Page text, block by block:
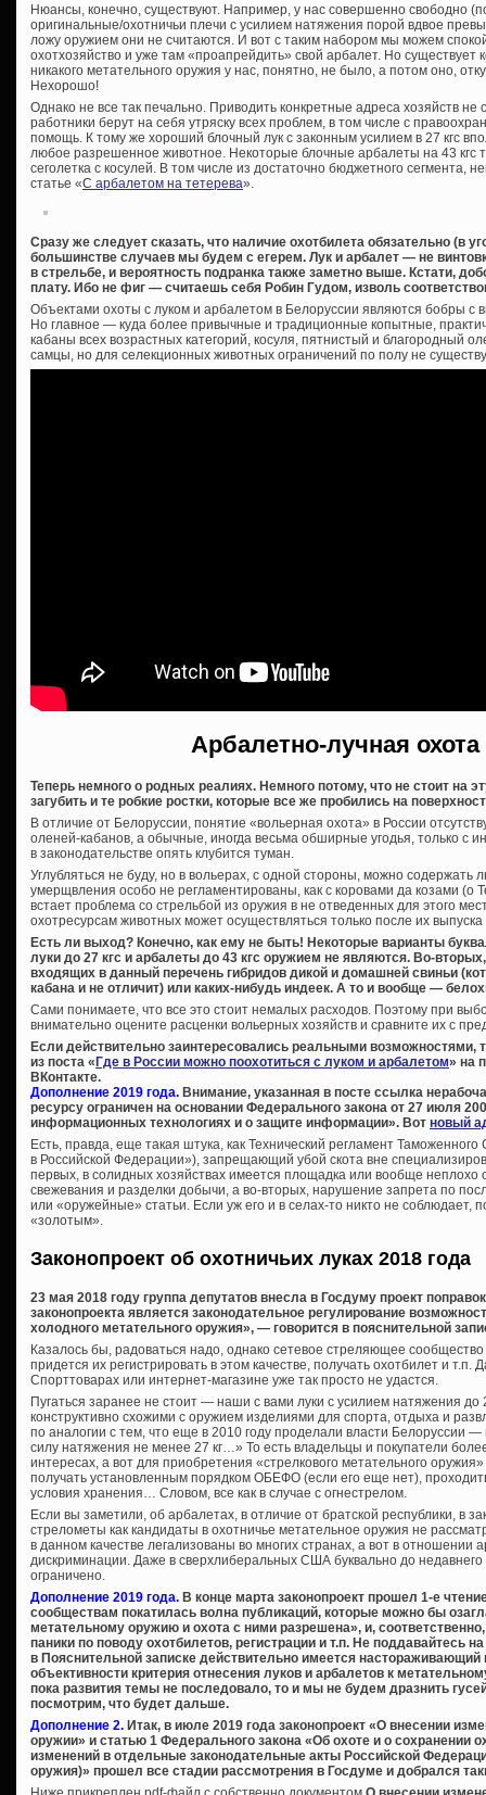
Нюансы, конечно, существуют. Например, у нас совершенно свободно
оригинальные/охотничьи плечи с усилием натяжения порой вдвое
ложу оружием они не считаются. И вот с таким набором мы можем
охотхозяйство и уже там «проапрейдить» свой арбалет. Но
никакого метательного оружия у нас, понятно, не было, а потом оно,
Нехорошо!
Однако не все так печально. Приводить конкретные адреса хозяйств не
работники берут на себя утряску всех проблем, в том числе с
помощь. К тому же хороший блочный лук с законным усилием в 27 кгс
любое разрешенное животное. Некоторые блочные арбалеты на 43 кгс
сеголетка с косулей. В том числе из достаточно бюджетного сегмента,
статье «С арбалетом на тетерева».
Сразу же следует сказать, что наличие охотбилета обязательно (в
большинстве случаев мы будем с егерем. Лук и арбалет — не
в стрельбе, и вероятность подранка также заметно выше. Кстати,
плату. Ибо не фиг — считаешь себя Робин Гудом, изволь
Объектами охоты с луком и арбалетом в Белоруссии являются бобры с
Но главное — куда более привычные и традиционные копытные,
кабаны всех возрастных категорий, косуля, пятнистый и благородный
самцы, но для селекционных животных ограничений по полу не
Арбалетно-лучная
Теперь немного о родных реалиях. Немного потому, что не стоит на
загубить и те робкие ростки, которые все же пробились на
В отличие от Белоруссии, понятие «вольерная охота» в России
оленей-кабанов, а обычные, иногда весьма обширные угодья, только с
в законодательстве опять клубится туман.
Углубляться не буду, но в вольерах, с одной стороны, можно
умерщвления особо не регламентированы, как с коровами да козами (о
встает проблема со стрельбой из оружия в не отведенных для этого
охотресурсам животных может осуществляться только после их
Есть ли выход? Конечно, как ему не быть! Некоторые варианты
луки до 27 кгс и арбалеты до 43 кгс оружием не являются. Во-
входящих в данный перечень гибридов дикой и домашней свиньи
кабана и не отличит) или каких-нибудь индеек. А то и вообще —
Сами понимаете, что все это стоит немалых расходов. Поэтому при
внимательно оцените расценки вольерных хозяйств и сравните их с
Если действительно заинтересовались реальными
из поста « Где в России можно поохотиться с луком и арбалетом» на
ВКонтакте.
Дополнение 2019 года. Внимание, указанная в посте ссылка
ресурсу ограничен на основании Федерального закона от 27 июля
информационных технологиях и о защите информации». Вот новый
Есть, правда, еще такая штука, как Технический регламент
в Российской Федерации»), запрещающий убой скота вне
первых, в солидных хозяйствах имеется площадка или вообще
свежевания и разделки добычи, а во-вторых, нарушение запрета по
или «оружейные» статьи. Если уж его и в селах-то никто не соблюдает,
«золотым».
Законопроект об охотничьих луках 2018 года
23 мая 2018 году группа депутатов внесла в Госдуму проект
законопроекта является законодательное регулирование
холодного метательного оружия», — говорится в пояснительной
Казалось бы, радоваться надо, однако сетевое стреляющее
придется их регистрировать в этом качестве, получать охотбилет и т.п.
Спорттоварах или интернет-магазине уже так просто не удастся.
Пугаться заранее не стоит — наши с вами луки с усилием натяжения до
конструктивно схожими с оружием изделиями для спорта, отдыха и
по аналогии с тем, что еще в 2010 году проделали власти Белоруссии
силу натяжения не менее 27 кг…» То есть владельцы и покупатели
интересах, а вот для приобретения «стрелкового метательного
получать установленным порядком ОБЕФО (если его еще нет),
условия хранения… Словом, все как в случае с огнестрелом.
Если вы заметили, об арбалетах, в отличие от братской республики, в
стрелометы как кандидаты в охотничье метательное оружия не
в данном качестве легализованы во многих странах, а вот в отношении
дискриминации. Даже в сверхлиберальных США буквально до
ограничено.
Дополнение 2019 года. В конце марта законопроект прошел 1-е
сообществам покатилась волна публикаций, которые можно бы
метательному оружию и охота с ними разрешена», и,
паники по поводу охотбилетов, регистрации и т.п. Не поддавайтесь
в Пояснительной записке действительно имеется
объективности критерия отнесения луков и арбалетов к
пока развития темы не последовало, то и мы не будем дразнить
посмотрим, что будет дальше.
Дополнение 2. Итак, в июле 2019 года законопроект «О внесении
оружии» и статью 1 Федерального закона «Об охоте и о сохранении
изменений в отдельные законодательные акты Российской
оружия)» прошел все стадии рассмотрения в Госдуме и добрался